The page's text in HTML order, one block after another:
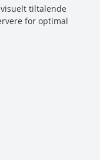
tiltalende
for optimal